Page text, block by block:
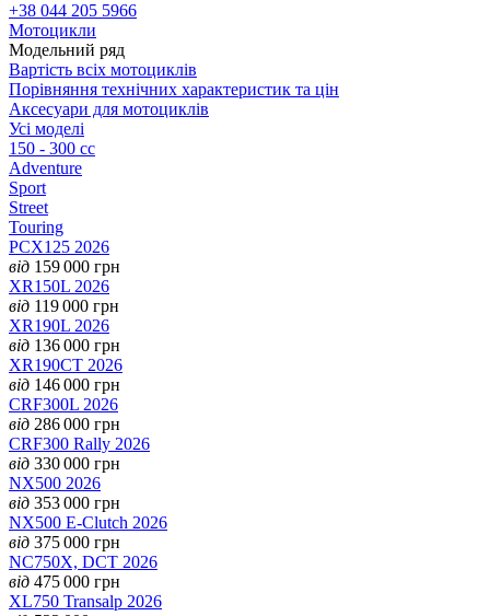
+38 044 205 5966
Мотоцикли
Модельний ряд
Вартість всіх мотоциклів
Порівняння технічних характеристик та цін
Аксесуари для мотоциклів
Усі моделі
150 - 300 cc
Adventure
Sport
Street
Touring
PCX125 2026
від 159 000 грн
XR150L 2026
від 119 000 грн
XR190L 2026
від 136 000 грн
XR190CT 2026
від 146 000 грн
CRF300L 2026
від 286 000 грн
CRF300 Rally 2026
від 330 000 грн
NX500 2026
від 353 000 грн
NX500 E-Clutch 2026
від 375 000 грн
NC750X, DCT 2026
від 475 000 грн
XL750 Transalp 2026